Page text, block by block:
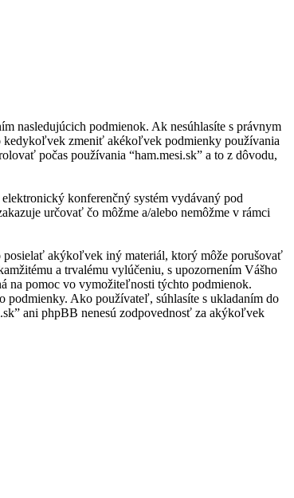
nasledujúcich podmienok. Ak nesúhlasíte s právnym
kedykoľvek zmeniť akékoľvek podmienky používania
počas používania “ham.mesi.sk” a to z dôvodu,
konferenčný systém vydávaný pod
určovať čo môžme a/alebo nemôžme v rámci
posielať akýkoľvek iný materiál, ktorý môže porušovať
a trvalému vylúčeniu, s upozornením Vášho
na pomoc vo vymožiteľnosti týchto podmienok.
Ako používateľ, súhlasíte s ukladaním do
ani phpBB nenesú zodpovednosť za akýkoľvek